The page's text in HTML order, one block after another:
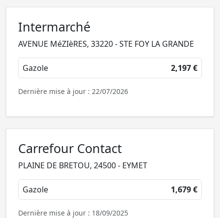
Intermarché
AVENUE MéZIèRES, 33220 - STE FOY LA GRANDE
Gazole 2,197 €
Dernière mise à jour : 22/07/2026
Carrefour Contact
PLAINE DE BRETOU, 24500 - EYMET
Gazole 1,679 €
Dernière mise à jour : 18/09/2025